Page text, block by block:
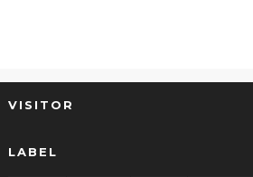
VISITOR
LABEL